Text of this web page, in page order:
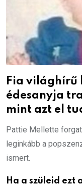
Fia világhírű
édesanyja
mint azt el
Pattie Mellette
leginkább a
ismert.
Ha a szüleid ezt